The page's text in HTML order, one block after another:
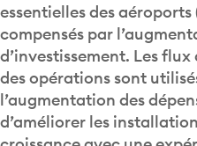
essentielles des
compensés par
d’investissement. Les
des opérations sont
l’augmentation des
d’améliorer les